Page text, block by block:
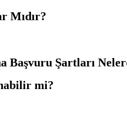
Mıdır?
Başvuru Şartları
mi?